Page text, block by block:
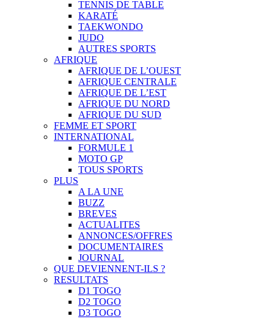
TENNIS DE TABLE
KARATÉ
TAEKWONDO
JUDO
AUTRES SPORTS
AFRIQUE
AFRIQUE DE L’OUEST
AFRIQUE CENTRALE
AFRIQUE DE L’EST
AFRIQUE DU NORD
AFRIQUE DU SUD
FEMME ET SPORT
INTERNATIONAL
FORMULE 1
MOTO GP
TOUS SPORTS
PLUS
A LA UNE
BUZZ
BREVES
ACTUALITES
ANNONCES/OFFRES
DOCUMENTAIRES
JOURNAL
QUE DEVIENNENT-ILS ?
RESULTATS
D1 TOGO
D2 TOGO
D3 TOGO